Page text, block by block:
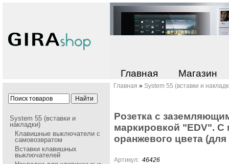
Главная Магазин
System 55 (вставки и
накладки)
Клавишные выключатели с
самовозвратом
Вставки клавишных
выключателей
Главная » System 55 (вставки и
Pозетка с
маpкиpовкой "EDV". С
оранжевого цвета
Артикул: 46426